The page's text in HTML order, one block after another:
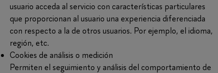
usuario acceda al servicio con características particulares
que proporcionan al usuario una experiencia diferenciada
con respecto a la de otros usuarios. Por ejemplo, el idioma,
región, etc.
Cookies de análisis o medición
Permiten el seguimiento y análisis del comportamiento de